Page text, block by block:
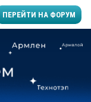
ПЕРЕЙТИ НА ФОРУМ
производство SPC